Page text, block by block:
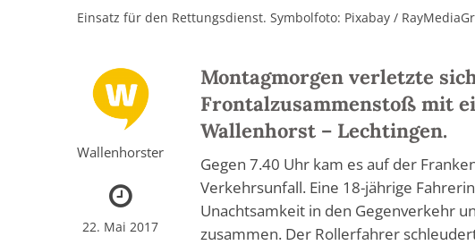
Einsatz für den Rettungsdienst. Symbolfoto: Pixabay /
Wallenhorster
22. Mai 2017
Montagmorgen verletzte
Frontalzusammenstoß mit
Wallenhorst – Lechtingen.
Gegen 7.40 Uhr kam es auf der
Verkehrsunfall. Eine 18-jährige
Unachtsamkeit in den Gegenverkehr
zusammen. Der Rollerfahrer